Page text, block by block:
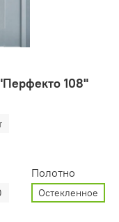
108"
Полотно
Остекленное